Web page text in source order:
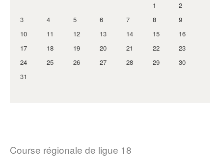
1
2
3
4 5 6 7 8
9
10
11 12 13 14 15
16
17
18 19 20 21 22
23
24
25 26 27 28 29
30
31
Course régionale de ligue 18